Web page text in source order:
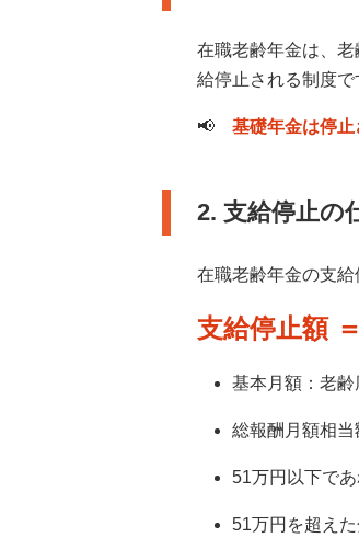
在職老齢年金は、
給停止される制度で
📢 基礎年金は停止
2. 支給停止の
在職老齢年金の支給
支給停止額
基本月額：老
総報酬月額相当
51万円以下で
51万円を超え